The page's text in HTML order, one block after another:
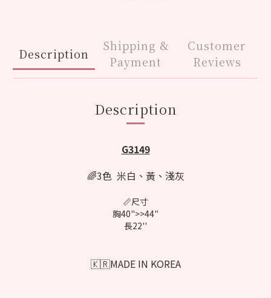
Description
Shipping &
Payment
Customer
Reviews
Description
G3149
🌈3色 米白、黃、淺灰
📏尺寸
胸40">>44"
長22''
🇰🇷MADE IN KOREA